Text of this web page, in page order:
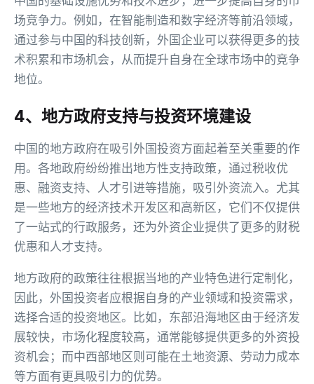
场竞争力。例如，在智能制造和数字经济等前沿领域，
通过参与中国的科技创新，外国企业可以获得更多的技
术积累和市场机会，从而提升自身在全球市场中的竞争
地位。
4、地方政府支持与投资环境建设
中国的地方政府在吸引外国投资方面起着至关重要的作
用。各地政府纷纷推出地方性支持政策，通过税收优
惠、融资支持、人才引进等措施，吸引外资流入。尤其
是一些地方的经济技术开发区和高新区，它们不仅提供
了一站式的行政服务，还为外资企业提供了更多的财税
优惠和人才支持。
地方政府的政策往往根据当地的产业特色进行定制化，
因此，外国投资者应根据自身的产业领域和投资需求，
选择合适的投资地区。比如，东部沿海地区由于经济发
展较快，市场化程度较高，通常能够提供更多的外资投
资机会；而中西部地区则可能在土地资源、劳动力成本
等方面有更具吸引力的优势。